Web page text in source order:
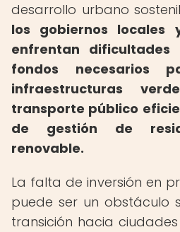
desarrollo urbano
los gobiernos locales
enfrentan
fondos necesarios
infraestructuras
transporte público
de gestión de
renovable.
La falta de inversión en
puede ser un obstáculo
transición hacia